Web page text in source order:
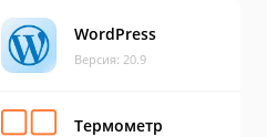
WordPress
Версия: 20.9
Термометр